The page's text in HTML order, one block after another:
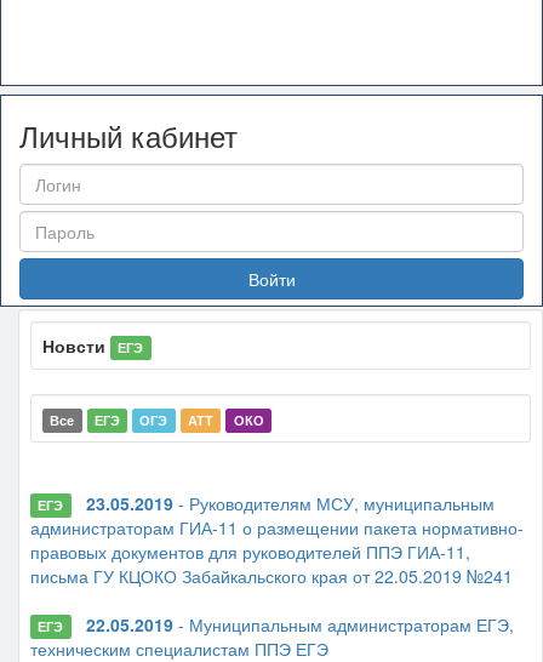
Личный кабинет
Войти
Новсти ЕГЭ
Все ЕГЭ ОГЭ АТТ ОКО
ЕГЭ 23.05.2019- Руководителям МСУ, муниципальным
администраторам ГИА-11 о размещении пакета нормативно-
правовых документов для руководителей ППЭ ГИА-11,
письма ГУ КЦОКО Забайкальского края от 22.05.2019 №241
ЕГЭ 22.05.2019- Муниципальным администраторам ЕГЭ,
техническим специалистам ППЭ ЕГЭ